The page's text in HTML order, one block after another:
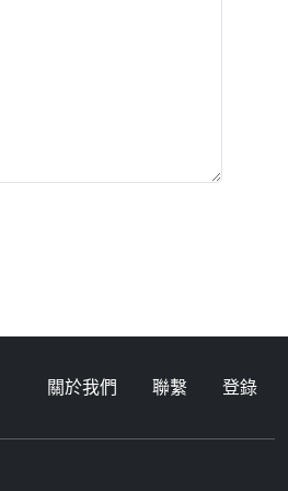
關於我們 聯繫 登錄